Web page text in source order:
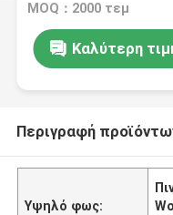
MOQ：2000 τεμ
Καλύτερη
Περιγραφή
Υψηλό φως: